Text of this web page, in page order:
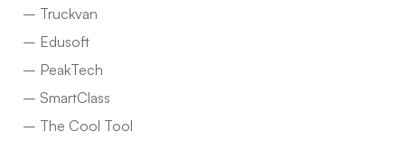
– Truckvan
– Edusoft
– PeakTech
– SmartClass
– The Cool Tool